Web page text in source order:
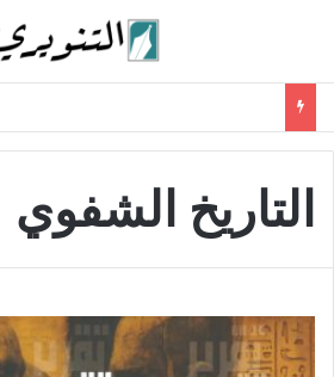
التاريخ الشفوي